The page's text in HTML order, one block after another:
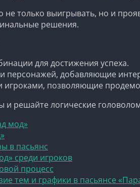
только выигрывать, но и
решения.
для достижения успеха.
персонажей, добавляющие
игроками, позволяющие
и решайте логические
мод»
в пасьянс
среди игроков
процесс
тем и графики в пасьянсе